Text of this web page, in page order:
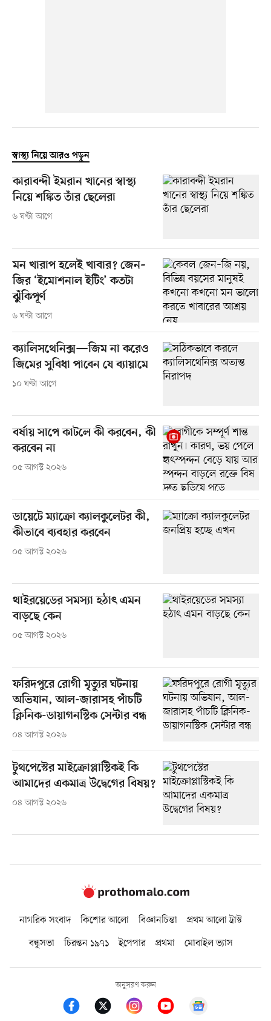
স্বাস্থ্য নিয়ে আরও পড়ুন
কারাবন্দী ইমরান খানের স্বাস্থ্য
নিয়ে শঙ্কিত তাঁর ছেলেরা
৬ ঘণ্টা আগে
মন খারাপ হলেই খাবার? জেন–
জির ‘ইমোশনাল ইটিং’ কতটা
ঝুঁকিপূর্ণ
৬ ঘণ্টা আগে
ক্যালিসথেনিক্স—জিম না করেও
জিমের সুবিধা পাবেন যে ব্যায়ামে
১০ ঘণ্টা আগে
বর্ষায় সাপে কাটলে কী করবেন, কী
করবেন না
০৫ আগস্ট ২০২৬
ডায়েটে ম্যাক্রো ক্যালকুলেটর কী,
কীভাবে ব্যবহার করবেন
০৫ আগস্ট ২০২৬
থাইরয়েডের সমস্যা হঠাৎ এমন
বাড়ছে কেন
০৫ আগস্ট ২০২৬
ফরিদপুরে রোগী মৃত্যুর ঘটনায়
অভিযান, আল-জারাসহ পাঁচটি
ক্লিনিক-ডায়াগনস্টিক সেন্টার বন্ধ
০৪ আগস্ট ২০২৬
টুথপেস্টের মাইক্রোপ্লাস্টিকই কি
আমাদের একমাত্র উদ্বেগের বিষয়?
০৪ আগস্ট ২০২৬
নাগরিক সংবাদ কিশোর আলো বিজ্ঞানচিন্তা
প্রথম আলো ট্রাস্ট
বন্ধুসভা
চিরন্তন ১৯৭১ ইপেপার প্রথমা মোবাইল ভ্যাস
অনুসরণ করুন